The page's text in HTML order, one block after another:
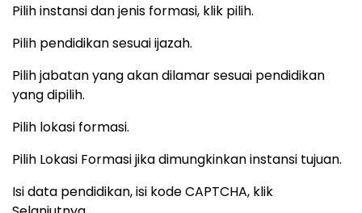
Pilih instansi dan jenis formasi, klik pilih.
Pilih pendidikan sesuai ijazah.
Pilih jabatan yang akan dilamar sesuai pendidikan
yang dipilih.
Pilih lokasi formasi.
Pilih Lokasi Formasi jika dimungkinkan instansi tujuan.
Isi data pendidikan, isi kode CAPTCHA, klik